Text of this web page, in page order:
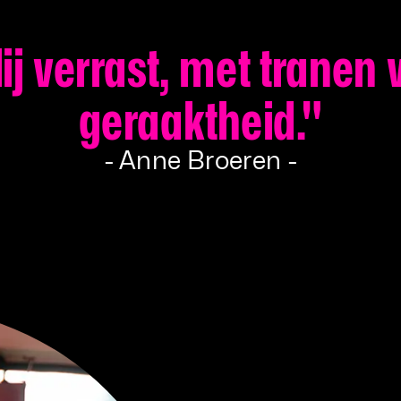
verrast, met tranen
geraaktheid."
- Anne Broeren -